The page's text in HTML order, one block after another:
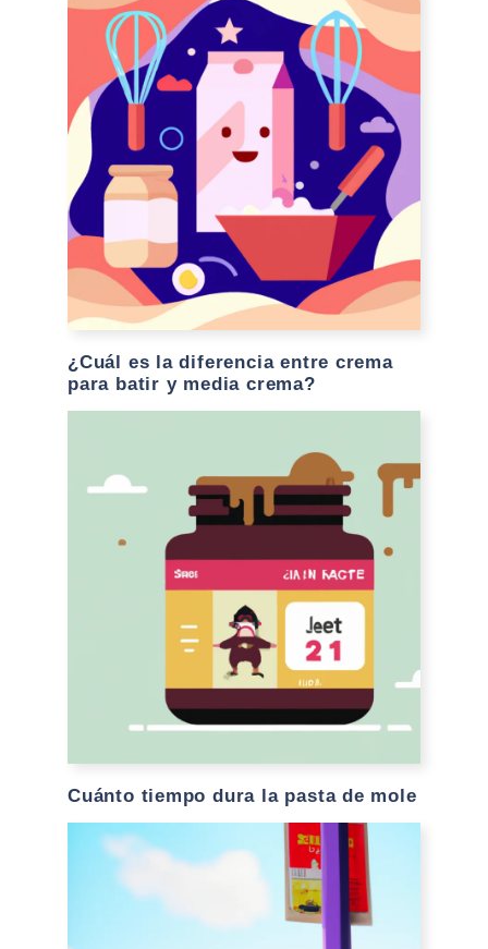
¿Cuál es la diferencia entre crema
para batir y media crema?
Cuánto tiempo dura la pasta de mole